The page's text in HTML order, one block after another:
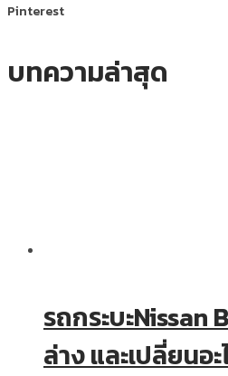
Pinterest
บทความล่าสุด
รถกระบะNissan
ล่าง และเปลี่ยนอ